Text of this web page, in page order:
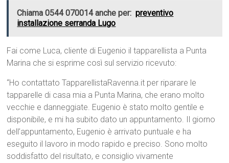
Chiama 0544 070014 anche per: preventivo
installazione serranda Lugo
Fai come Luca, cliente di Eugenio il tapparellista a Punta
Marina che si esprime così sul servizio ricevuto:
“Ho contattato TapparellistaRavenna.it per riparare le
tapparelle di casa mia a Punta Marina, che erano molto
vecchie e danneggiate. Eugenio è stato molto gentile e
disponibile, e mi ha subito dato un appuntamento. Il giorno
dell’appuntamento, Eugenio è arrivato puntuale e ha
eseguito il lavoro in modo rapido e preciso. Sono molto
soddisfatto del risultato, e consiglio vivamente